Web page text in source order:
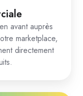
avant auprès
marketplace,
directement